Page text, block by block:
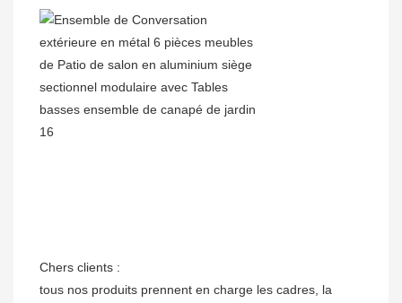
Chers clients :
tous nos produits prennent en charge les cadres, la